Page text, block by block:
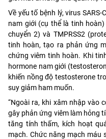
Về yếu tố bệnh lý, virus
nam giới (cụ thể là tinh
chuyển 2) và TMPRSS2
tinh hoàn, tạo ra phản ứng
chứng viêm tinh hoàn. Khi
hormone nam giới
khiến nồng độ testosterone
suy giảm ham muốn.
“Ngoài ra, khi xâm nhập vào
gây phản ứng viêm làm hỏng
tăng tính thấm, kích hoạt
mạch. Chức năng mạch máu